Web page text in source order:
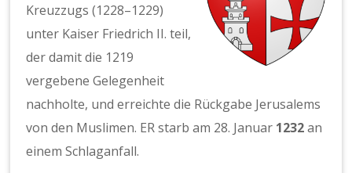
Kreuzzugs (1228–1229)
unter Kaiser Friedrich II. teil,
der damit die 1219
vergebene Gelegenheit
nachholte, und erreichte die Rückgabe Jerusalems
von den Muslimen. ER starb am 28. Januar 1232an
einem Schlaganfall.